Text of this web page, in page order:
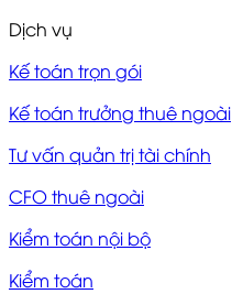
Dịch vụ
Kế toán trọn gói
Kế toán trưởng thuê ngoài
Tư vấn quản trị tài chính
CFO thuê ngoài
Kiểm toán nội bộ
Kiểm toán